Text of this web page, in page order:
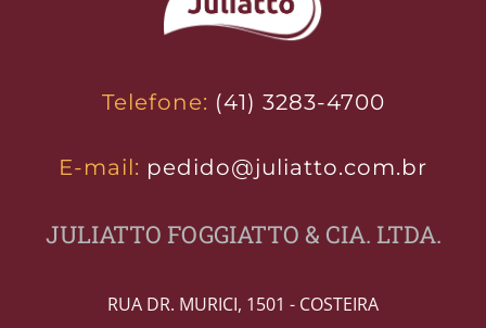
Telefone: (41) 3283-4700
E-mail: pedido@juliatto.com.br
JULIATTO FOGGIATTO & CIA. LTDA.
RUA DR. MURICI, 1501 - COSTEIRA